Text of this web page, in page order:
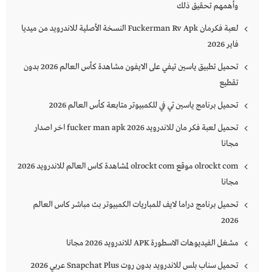
وأهمهم تحقيق ذلك
لعبة فكرمان Fuckerman Rv Apk النسخة الأصلية للاندرويد من ميديا
فاير 2026
تحميل تطبيق ياسين تيفي على الايفون مشاهدة كأس العالم 2026 بدون
تقطيع
تحميل برنامج ياسين تي في للكمبيوتر متابعة كأس العالم 2026
تحميل لعبة فكر مان للاندرويد 2026 fucker man apk اخر اصدار
مجانا
olrockt com موقع olrockt com لمشاهدة كاس العالم للاندرويد 2026
مجانا
تحميل برنامج دراما لايف للمباريات الكمبيوتر بث مباشر كاس العالم
2026
مشغل الفيديوهات الاسطورة APK للاندرويد 2026 مجانا
تحميل سناب بلس للاندرويد بدون روت Snapchat Plus‏ عربي 2026